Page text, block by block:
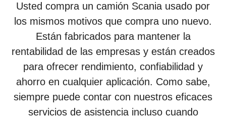
Usted compra un camión Scania usado por
los mismos motivos que compra uno nuevo.
Están fabricados para mantener la
rentabilidad de las empresas y están creados
para ofrecer rendimiento, confiabilidad y
ahorro en cualquier aplicación. Como sabe,
siempre puede contar con nuestros eficaces
servicios de asistencia incluso cuando